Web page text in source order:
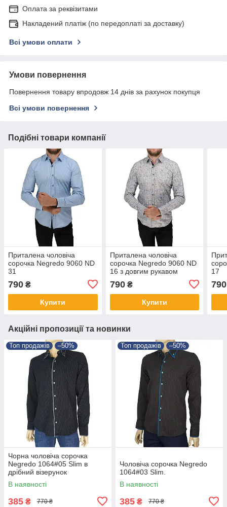
Оплата за реквізитами
Накладений платіж (по передоплаті за доставку)
Всі умови оплати
Умови повернення
Повернення товару впродовж 14 днів за рахунок покупця
Всі умови повернення
Подібні товари компанії
Приталена чоловіча
сорочка Negredo 9060 ND
31
790 ₴
Купити
Приталена чоловіча
сорочка Negredo 9060 ND
16 з довгим рукавом
790₴
Купити
17
790
Акційні пропозиції та новинки
Топ продажів –50%
Чорна чоловіча сорочка
Negredo 1064#05 Slim в
дрібний візерунок
В наявності
385 ₴ 770 ₴
Топ продажів –50%
Чоловіча сорочка Negredo
1064#03 Slim.
В наявності
385 ₴ 770 ₴